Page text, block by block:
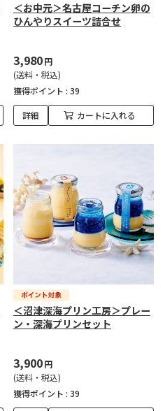
＜お中元＞名古屋コーチン卵の
ひんやりスイーツ詰合せ
3,980円
(送料・税込)
獲得ポイント : 39
詳細 カートに入れる
＜沼津深海プリン工房＞プレー
ン・深海プリンセット
3,900円
(送料・税込)
獲得ポイント : 39